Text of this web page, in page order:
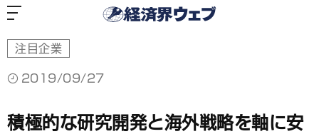
注目企業
2019/09/27
積極的な研究開発と海外戦略を軸に安